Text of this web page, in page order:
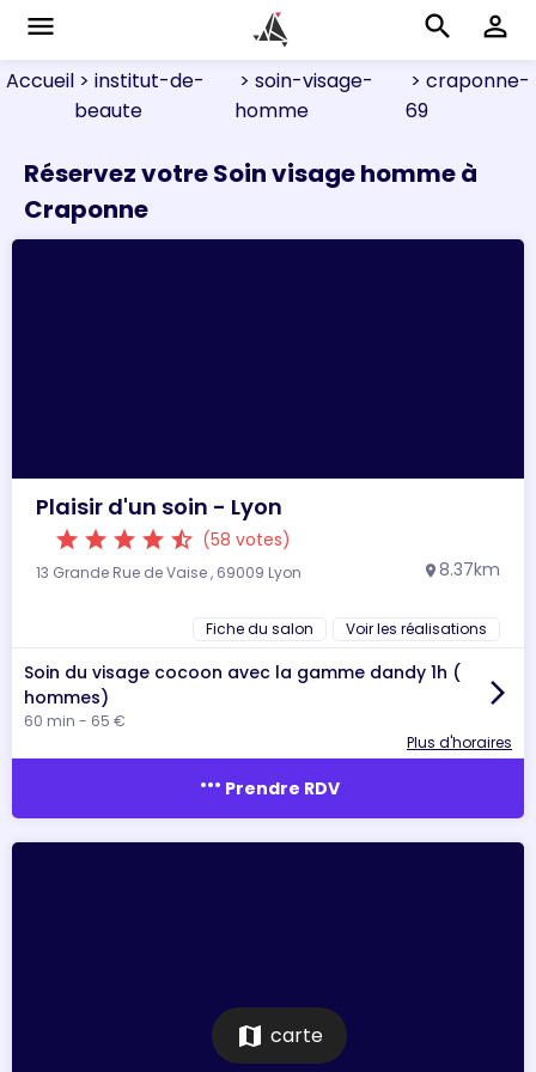
menu search perm_identity
Accueil > institut-de-
beaute
> soin-visage-
homme
> craponne-
69
Réservez votre Soin visage homme à
Craponne
Plaisir d'un soin - Lyon
star star star star star_half (58 votes)
13 Grande Rue de Vaise , 69009 Lyon location_on 8.37km
Fiche du salon Voir les réalisations
Soin du visage cocoon avec la gamme dandy 1h (
hommes)
60 min - 65 €
arrow_forward_ios
Plus d'horaires
more_horiz Prendre RDV
map carte